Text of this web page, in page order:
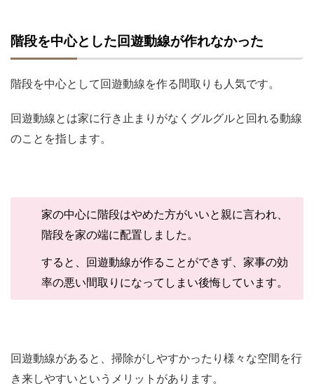
階段を中心とした回遊動線が作れなかった
階段を中心として回遊動線を作る間取りも人気です。
回遊動線とは家に行き止まりがなくグルグルと回れる動線
のことを指します。
家の中心に階段はやめた方がいいと親に言われ、
階段を家の端に配置しました。
すると、回遊動線が作ることができず、家事の効
率の悪い間取りになってしまい後悔しています。
回遊動線があると、掃除がしやすかったり様々な空間を行
き来しやすいというメリットがあります。